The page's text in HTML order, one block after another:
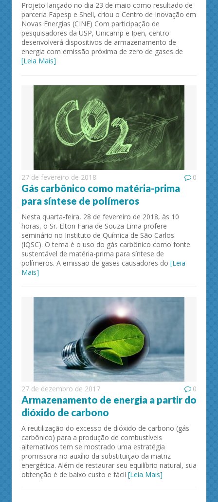
Projeto lançado no dia 23 de maio como resultado de
parceria Fapesp e Shell, criou o Centro de Inovação em
Novas Energias (CINE) Com participação de
pesquisadores da USP, Unicamp e Ipen, centro
desenvolverá dispositivos de armazenamento de
energia com emissão próxima de zero de gases de
[Leia Mais]
27 de fevereiro de 2018 0
Gás carbônico como matéria-prima
para síntese de polímeros
Nesta quarta-feira, 28 de fevereiro de 2018, às 10
horas, o Sr. Elton Faria de Souza Lima profere
seminário no Instituto de Química de São Carlos
(IQSC). O tema é o uso do gás carbônico como fonte
sustentável de matéria-prima para síntese de
polímeros. A emissão de gases causadores do [Leia
Mais]
27 de dezembro de 2017 0
Armazenamento de energia a partir do
dióxido de carbono
A reutilização do excesso de dióxido de carbono (gás
carbônico) para a produção de combustíveis
alternativos tem se mostrado uma estratégia
promissora no auxílio da substituição da matriz
energética. Além de restaurar seu equilíbrio natural, sua
obtenção é de baixo custo e fácil [Leia Mais]